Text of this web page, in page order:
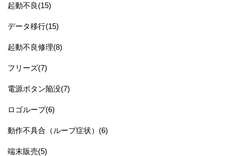
起動不良(15)
データ移行(15)
起動不良修理(8)
フリーズ(7)
電源ボタン陥没(7)
ロゴループ(6)
動作不具合（ループ症状）(6)
端末販売(5)